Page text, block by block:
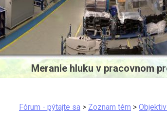
Meranie hluku v pracovnom
Fórum - pýtajte sa > Zoznam tém >